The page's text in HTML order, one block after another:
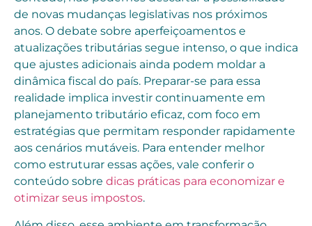
de novas mudanças legislativas nos próximos
anos. O debate sobre aperfeiçoamentos e
atualizações tributárias segue intenso, o que indica
que ajustes adicionais ainda podem moldar a
dinâmica fiscal do país. Preparar-se para essa
realidade implica investir continuamente em
planejamento tributário eficaz, com foco em
estratégias que permitam responder rapidamente
aos cenários mutáveis. Para entender melhor
como estruturar essas ações, vale conferir o
conteúdo sobre dicas práticas para economizar e
otimizar seus impostos.